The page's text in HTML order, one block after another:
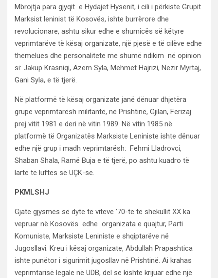
Mbrojtja para gjyqit e Hydajet Hysenit, i cili i përkiste Grupit
Marksist leninist të Kosovës, ishte burrërore dhe
revolucionare, ashtu sikur edhe e shumicës së këtyre
veprimtarëve të kësaj organizate, një pjesë e të cilëve edhe
themelues dhe personalitete me shumë ndikim në opinion
si: Jakup Krasniqi, Azem Syla, Mehmet Hajrizi, Nezir Myrtaj,
Gani Syla, e të tjerë.
Në platformë të kësaj organizate janë dënuar dhjetëra
grupe veprimtarësh militantë, në Prishtinë, Gjilan, Ferizaj
prej vitit 1981 e deri në vitin 1989. Në vitin 1985 në
platformë të Organizatës Marksiste Leniniste ishte dënuar
edhe një grup i madh veprimtarësh: Fehmi Lladrovci,
Shaban Shala, Ramë Buja e të tjerë, po ashtu kuadro të
lartë të luftës së UÇK-së.
PKMLSHJ
Gjatë gjysmës së dytë të viteve ’70-të të shekullit XX ka
vepruar në Kosovës edhe organizata e quajtur, Parti
Komuniste, Marksiste Leniniste e shqiptarëve në
Jugosllavi. Kreu i kësaj organizate, Abdullah Prapashtica
ishte punëtor i sigurimit jugosllav në Prishtinë. Ai krahas
veprimtarisë legale në UDB, del se kishte krijuar edhe një